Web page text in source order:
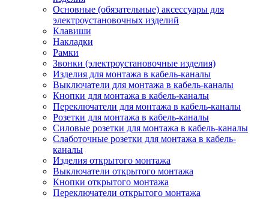
Основные (обязательные) аксессуары для
электроустановочных изделий
Клавиши
Накладки
Рамки
Звонки (электроустановочные изделия)
Изделия для монтажа в кабель-каналы
Выключатели для монтажа в кабель-каналы
Кнопки для монтажа в кабель-каналы
Переключатели для монтажа в кабель-каналы
Розетки для монтажа в кабель-каналы
Силовые розетки для монтажа в кабель-каналы
Слаботочные розетки для монтажа в кабель-
каналы
Изделия открытого монтажа
Выключатели открытого монтажа
Кнопки открытого монтажа
Переключатели открытого монтажа